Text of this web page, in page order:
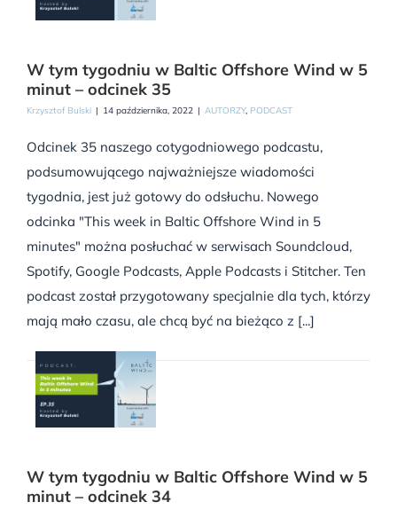
W tym tygodniu w Baltic Offshore Wind w 5
minut – odcinek 35
Krzysztof Bulski | 14 października, 2022 | AUTORZY, PODCAST
Odcinek 35 naszego cotygodniowego podcastu,
podsumowującego najważniejsze wiadomości
tygodnia, jest już gotowy do odsłuchu. Nowego
odcinka "This week in Baltic Offshore Wind in 5
minutes" można posłuchać w serwisach Soundcloud,
Spotify, Google Podcasts, Apple Podcasts i Stitcher. Ten
podcast został przygotowany specjalnie dla tych, którzy
mają mało czasu, ale chcą być na bieżąco z [...]
W tym tygodniu w Baltic Offshore Wind w 5
minut – odcinek 34